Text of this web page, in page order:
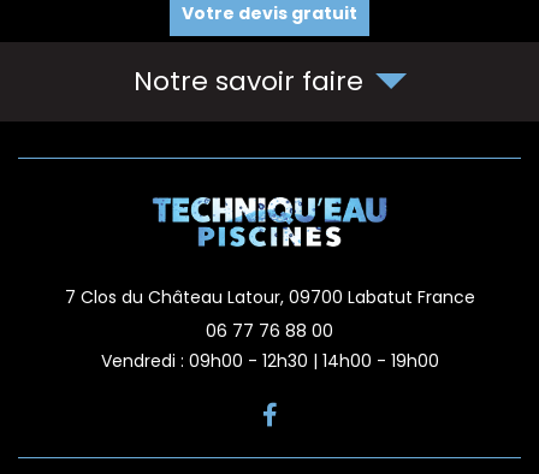
Votre devis gratuit
Notre savoir faire
7 Clos du Château Latour, 09700 Labatut France
06 77 76 88 00
Vendredi : 09h00 - 12h30 | 14h00 - 19h00